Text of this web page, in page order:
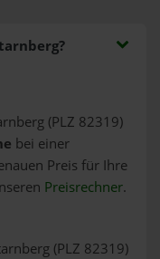
(PLZ 82319)
bei einer
Preis für Ihre
Preisrechner.
(PLZ 82319)